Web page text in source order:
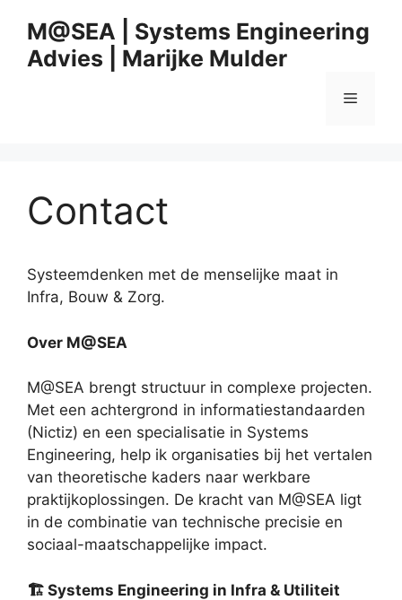
content
M@SEA | Systems Engineering
Advies | Marijke Mulder
Menu
Contact
Systeemdenken met de menselijke maat in
Infra, Bouw & Zorg.
Over M@SEA
M@SEA brengt structuur in complexe projecten.
Met een achtergrond in informatiestandaarden
(Nictiz) en een specialisatie in Systems
Engineering, help ik organisaties bij het vertalen
van theoretische kaders naar werkbare
praktijkoplossingen. De kracht van M@SEA ligt
in de combinatie van technische precisie en
sociaal-maatschappelijke impact.
🏗 Systems Engineering in Infra & Utiliteit